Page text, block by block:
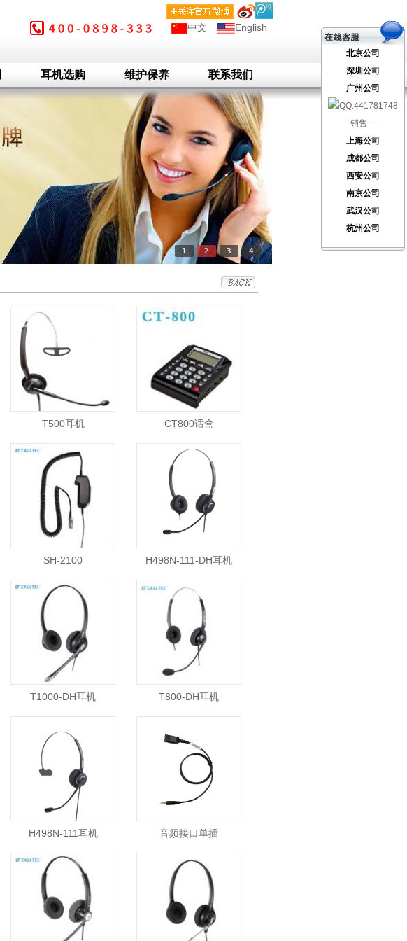
中文 English
耳机选购 维护保养 联系我们
1 2 3 4
T500耳机 CT800话盒
SH-2100 H498N-111-DH耳机
T1000-DH耳机 T800-DH耳机
H498N-111耳机 音频接口单插
北京公司
深圳公司
广州公司
销售一
上海公司
成都公司
西安公司
南京公司
武汉公司
杭州公司